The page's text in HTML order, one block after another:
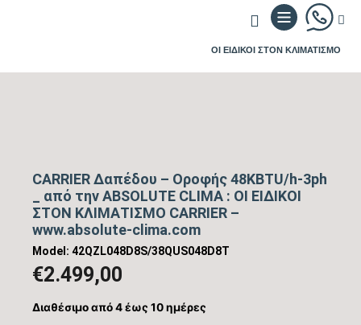
ΟΙ ΕΙΔΙΚΟΙ ΣΤΟΝ ΚΛΙΜΑΤΙΣΜΟ
CARRIER Δαπέδου – Oροφής 48KBTU/h-3ph
_ από την ABSOLUTE CLIMA : ΟΙ ΕΙΔΙΚΟΙ
ΣΤΟΝ ΚΛΙΜΑΤΙΣΜΟ CARRIER –
www.absolute-clima.com
Model: 42QZL048D8S/38QUS048D8T
€2.499,00
Διαθέσιμο από 4 έως 10 ημέρες